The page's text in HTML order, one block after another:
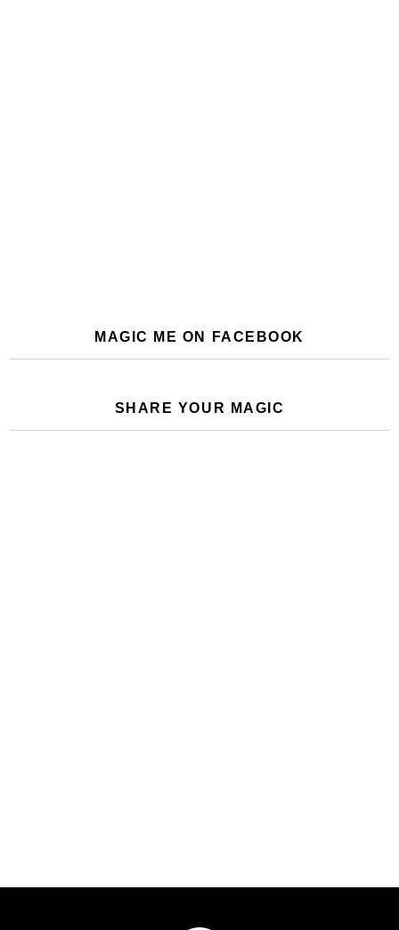
MAGIC ME ON FACEBOOK
SHARE YOUR MAGIC